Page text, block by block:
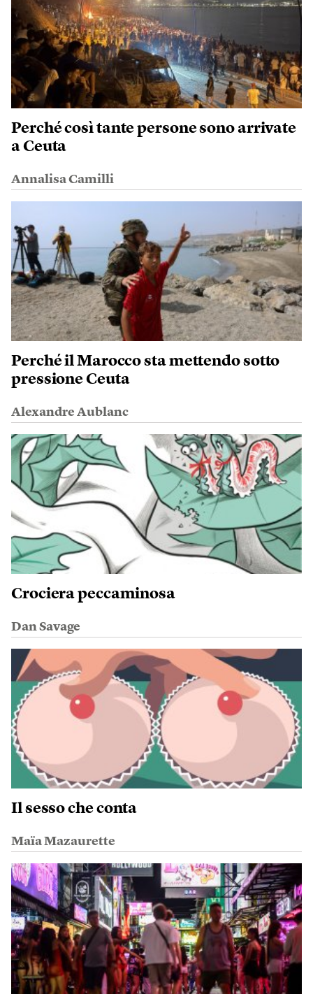
Perché così tante persone sono arrivate
a Ceuta
Annalisa Camilli
Perché il Marocco sta mettendo sotto
pressione Ceuta
Alexandre Aublanc
Crociera peccaminosa
Dan Savage
Il sesso che conta
Maïa Mazaurette